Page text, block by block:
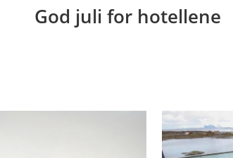
God juli for hotellene